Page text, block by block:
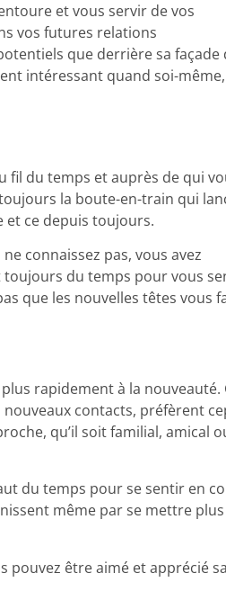
et vous servir de vos
vos futures relations
que derrière sa façade
intéressant quand soi-
fil du temps et auprès de qui
la boute-en-train qui
et ce depuis toujours.
connaissez pas, vous avez
toujours du temps pour vous
que les nouvelles têtes vous
rapidement à la nouveauté.
nouveaux contacts, préfèrent
qu’il soit familial, amical
du temps pour se sentir en
même par se mettre
pouvez être aimé et apprécié